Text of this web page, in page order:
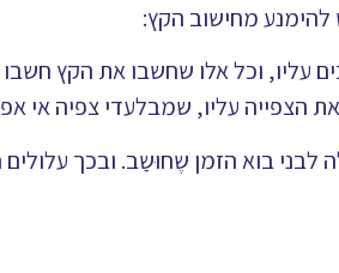
מחישוב הקץ:
עליו, וכל אלו שחשבו את הקץ
הצפייה עליו, שמבלעדי צפיה אי
לבני בוא הזמן שֶחוּשַב. ובכך